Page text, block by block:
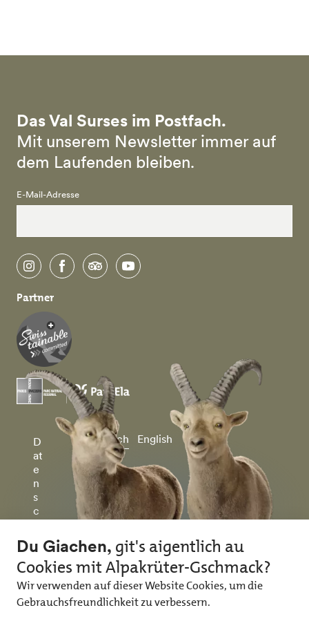
Das Val Surses im Postfach.
Mit unserem Newsletter immer auf
dem Laufenden bleiben.
E-Mail-Adresse
instagramfacebooktripadvisoryoutube
Partner
D
at
e
n
s
c
tz
&
m
p
Deutsch English